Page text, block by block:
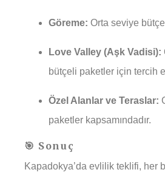
Göreme: Orta seviye
Love Valley (Aşk Vadisi):
bütçeli paketler için tercih
Özel Alanlar ve Teraslar:
paketler kapsamındadır.
🎯 Sonuç
Kapadokya’da evlilik teklifi, her